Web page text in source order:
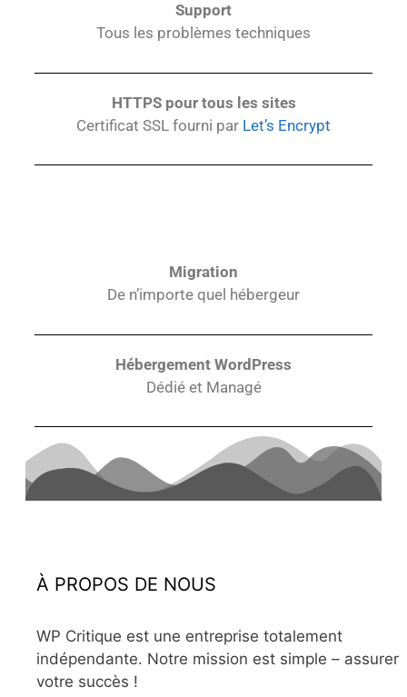
Support
Tous les problèmes techniques
HTTPS pour tous les sites
Certificat SSL fourni par Let’s Encrypt
Migration
De n’importe quel hébergeur
Hébergement WordPress
Dédié et Managé
À PROPOS DE NOUS
WP Critique est une entreprise totalement
indépendante. Notre mission est simple – assurer
votre succès !